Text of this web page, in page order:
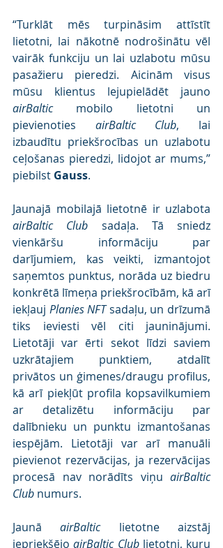
“Turklāt mēs turpināsim attīstīt
lietotni, lai nākotnē nodrošinātu vēl
vairāk funkciju un lai uzlabotu mūsu
pasažieru pieredzi. Aicinām visus
airBaltic mobilo lietotni un
pievienoties airBaltic Club, lai
izbaudītu priekšrocības un uzlabotu
ceļošanas pieredzi, lidojot ar mums,”
piebilst Gauss.
airBaltic Club sadaļa. Tā sniedz
vienkāršu informāciju par
darījumiem, kas veikti, izmantojot
saņemtos punktus, norāda uz biedru
konkrētā līmeņa priekšrocībām, kā arī
iekļauj Planies NFT sadaļu, un drīzumā
tiks ieviesti vēl citi jauninājumi.
Lietotāji var ērti sekot līdzi saviem
uzkrātajiem punktiem, atdalīt
privātos un ģimenes/draugu profilus,
kā arī piekļūt profila kopsavilkumiem
ar detalizētu informāciju par
dalībnieku un punktu izmantošanas
iespējām. Lietotāji var arī manuāli
pievienot rezervācijas, ja rezervācijas
procesā nav norādīts viņu airBaltic
Club numurs.
Jaunā airBaltic lietotne aizstāj
iepriekšējo airBaltic Club lietotni, kuru